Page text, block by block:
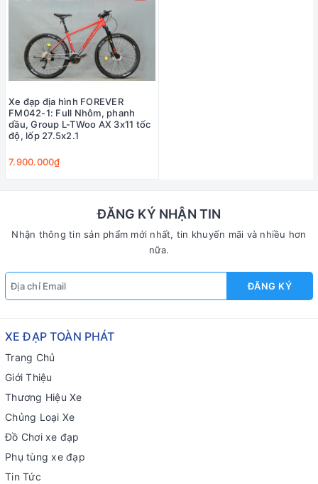
Xe đạp địa hình FOREVER
FM042-1: Full Nhôm, phanh
dầu, Group L-TWoo AX 3x11 tốc
độ, lốp 27.5x2.1
7.900.000₫
ĐĂNG KÝ NHẬN TIN
Nhận thông tin sản phẩm mới nhất, tin khuyến mãi và nhiều hơn
nữa.
ĐĂNG KÝ
XE ĐẠP TOÀN PHÁT
Trang Chủ
Giới Thiệu
Thương Hiệu Xe
Chủng Loại Xe
Đồ Chơi xe đạp
Phụ tùng xe đạp
Tin Tức